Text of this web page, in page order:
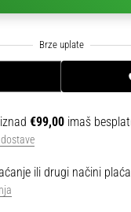
€99,00 imaš
ili drugi načini